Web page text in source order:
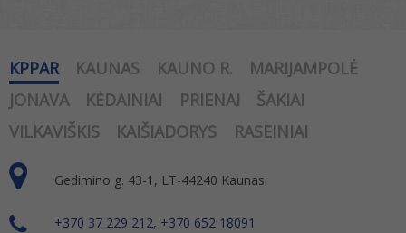
KPPAR KAUNAS KAUNO R.
MARIJAMPOLĖ
JONAVA
KĖDAINIAI PRIENAI
ŠAKIAI
VILKAVIŠKIS
KAIŠIADORYS RASEINIAI
Gedimino g. 43-1, LT-44240 Kaunas
+370 37 229 212, +370 652 18091